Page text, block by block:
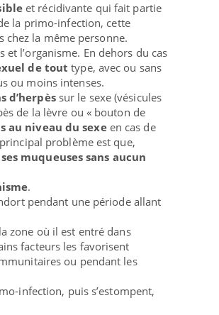
et récidivante qui fait partie
la primo-infection, cette
chez la même personne.
l’organisme. En dehors du cas
de tout type, avec ou sans
ou moins intenses.
d’herpèssur le sexe (vésicules
de la lèvre ou « bouton de
au niveau du sexe en cas de
problème est que,
muqueuses sans aucun
.
pendant une période allant
zone où il est entré dans
facteurs les favorisent
ou pendant les
infection, puis s’estompent,